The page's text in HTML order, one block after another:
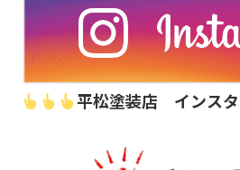
平松塗装店 インスタ